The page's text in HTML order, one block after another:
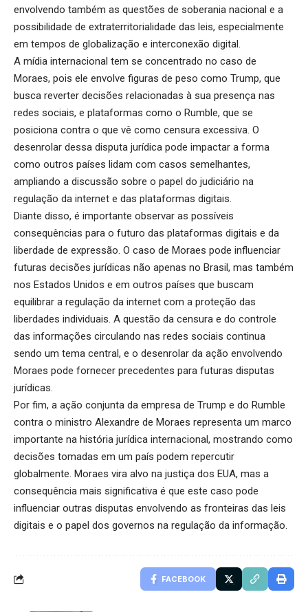
envolvendo também as questões de soberania nacional e a
possibilidade de extraterritorialidade das leis, especialmente
em tempos de globalização e interconexão digital.
A mídia internacional tem se concentrado no caso de
Moraes, pois ele envolve figuras de peso como Trump, que
busca reverter decisões relacionadas à sua presença nas
redes sociais, e plataformas como o Rumble, que se
posiciona contra o que vê como censura excessiva. O
desenrolar dessa disputa jurídica pode impactar a forma
como outros países lidam com casos semelhantes,
ampliando a discussão sobre o papel do judiciário na
regulação da internet e das plataformas digitais.
Diante disso, é importante observar as possíveis
consequências para o futuro das plataformas digitais e da
liberdade de expressão. O caso de Moraes pode influenciar
futuras decisões jurídicas não apenas no Brasil, mas também
nos Estados Unidos e em outros países que buscam
equilibrar a regulação da internet com a proteção das
liberdades individuais. A questão da censura e do controle
das informações circulando nas redes sociais continua
sendo um tema central, e o desenrolar da ação envolvendo
Moraes pode fornecer precedentes para futuras disputas
jurídicas.
Por fim, a ação conjunta da empresa de Trump e do Rumble
contra o ministro Alexandre de Moraes representa um marco
importante na história jurídica internacional, mostrando como
decisões tomadas em um país podem repercutir
globalmente. Moraes vira alvo na justiça dos EUA, mas a
consequência mais significativa é que este caso pode
influenciar outras disputas envolvendo as fronteiras das leis
digitais e o papel dos governos na regulação da informação.
FACEBOOK